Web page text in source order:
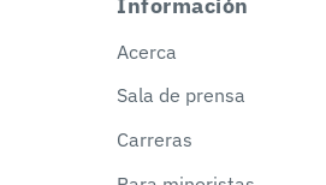
Información
Acerca
Sala de prensa
Carreras